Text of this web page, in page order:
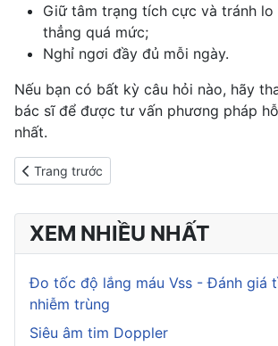
Giữ tâm trạng tích cực và tránh lo
thẳng quá mức;
Nghỉ ngơi đầy đủ mỗi ngày.
Nếu bạn có bất kỳ câu hỏi nào, hãy
bác sĩ để được tư vấn phương pháp
nhất.
Previous article: Sự thật về nước chanh
Trang trước
XEM NHIỀU NHẤT
Đo tốc độ lắng máu Vss - Đánh giá
nhiễm trùng
Siêu âm tim Doppler